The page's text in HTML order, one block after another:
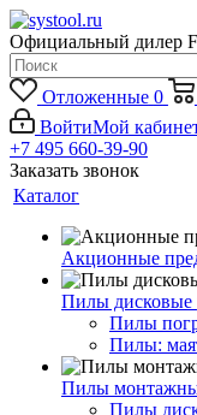
Официальный дилер
Отложенные 0
ВойтиМой
+7 495 660-39-90
Заказать звонок
Каталог
Акционные
Пилы дисковые
Пилы
Пилы:
Пилы
Пилы